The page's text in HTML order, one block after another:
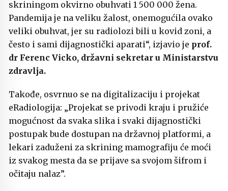
skriningom okvirno obuhvati 1 500 000 žena.
Pandemija je na veliku žalost, onemogućila ovako
veliki obuhvat, jer su radiolozi bili u kovid zoni, a
često i sami dijagnostički aparati“, izjavio je prof.
dr Ferenc Vicko, državni sekretar u Ministarstvu
zdravlja.
Takođe, osvrnuo se na digitalizaciju i projekat
eRadiologija: „Projekat se privodi kraju i pružiće
mogućnost da svaka slika i svaki dijagnostički
postupak bude dostupan na državnoj platformi, a
lekari zaduženi za skrining mamografiju će moći
iz svakog mesta da se prijave sa svojom šifrom i
očitaju nalaz”.